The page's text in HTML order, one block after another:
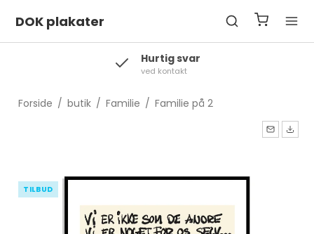
DOK plakater
Forside / butik / Familie / Familie på 2
TILBUD